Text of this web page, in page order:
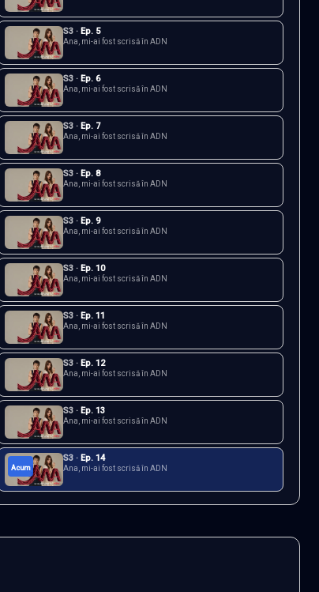
S3 · Ep. 5
Ana, mi-ai fost scrisă în ADN
S3 · Ep. 6
Ana, mi-ai fost scrisă în ADN
S3 · Ep. 7
Ana, mi-ai fost scrisă în ADN
S3 · Ep. 8
Ana, mi-ai fost scrisă în ADN
S3 · Ep. 9
Ana, mi-ai fost scrisă în ADN
S3 · Ep. 10
Ana, mi-ai fost scrisă în ADN
S3 · Ep. 11
Ana, mi-ai fost scrisă în ADN
S3 · Ep. 12
Ana, mi-ai fost scrisă în ADN
S3 · Ep. 13
Ana, mi-ai fost scrisă în ADN
Acum
S3 · Ep. 14
Ana, mi-ai fost scrisă în ADN